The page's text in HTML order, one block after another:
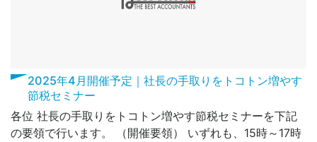
2025年4月開催予定｜社長の手取りをトコトン増やす
節税セミナー
各位 社長の手取りをトコトン増やす節税セミナーを下記
の要領で行います。 （開催要領） いずれも、15時～17時